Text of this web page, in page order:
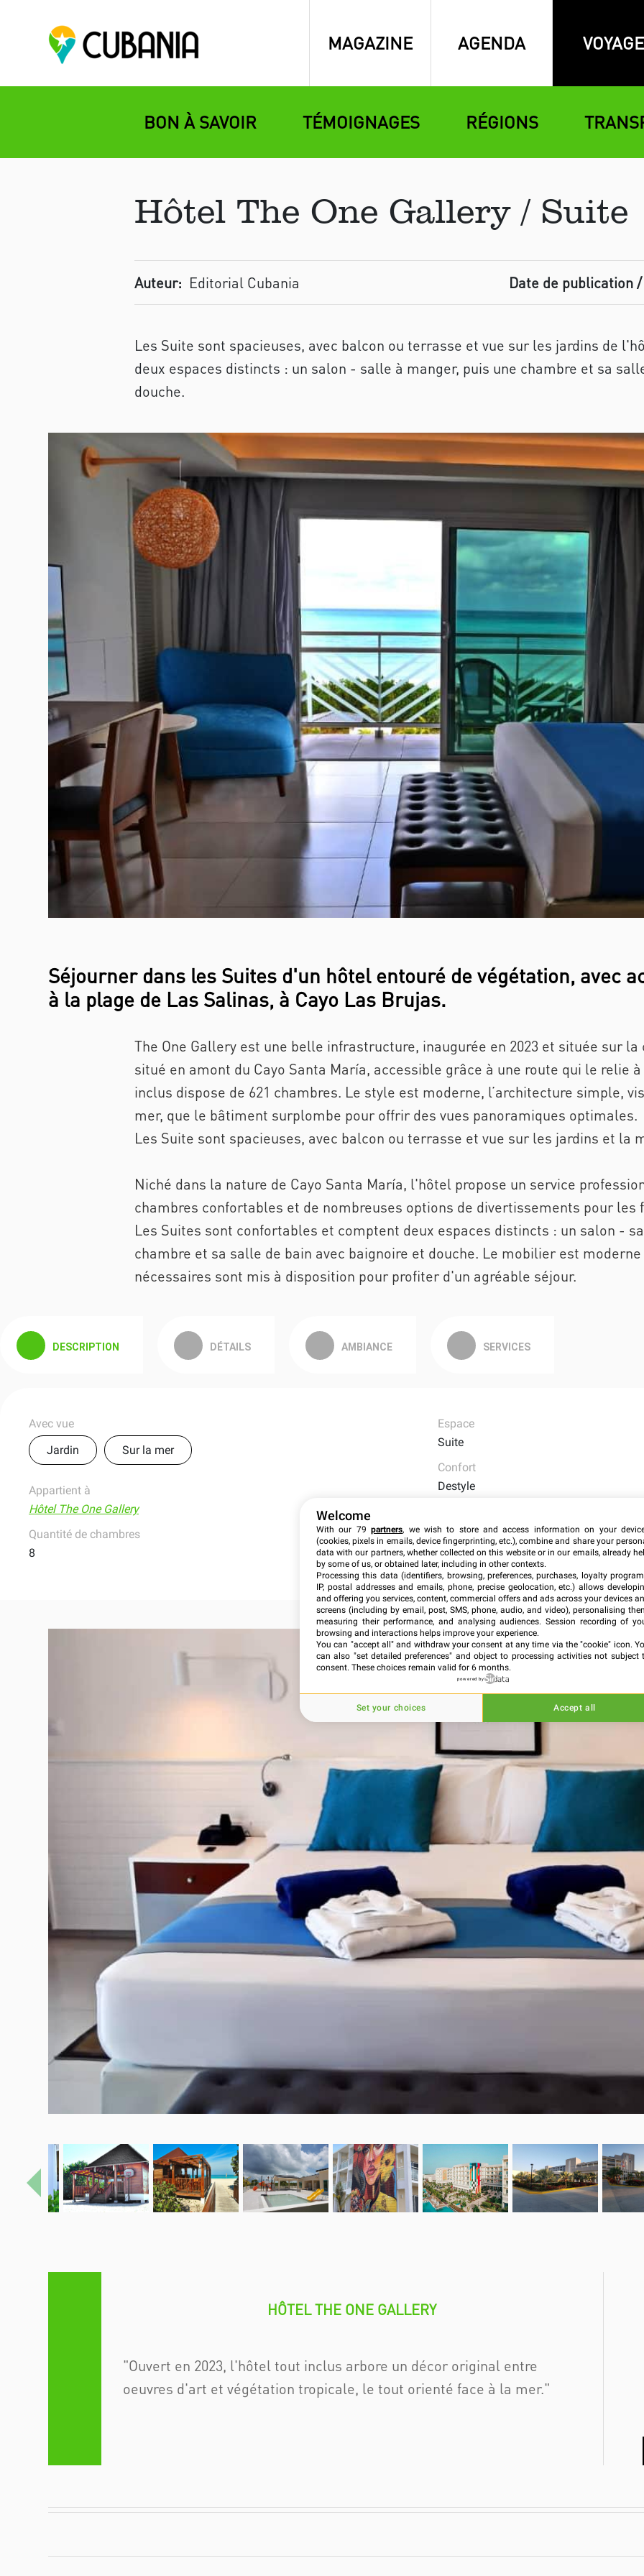
MAGAZINE AGENDA VOYAGE
BON À SAVOIR TÉMOIGNAGES RÉGIONS
Hôtel The One Gallery / Suite
Auteur: Editorial Cubania Date de publication
Les Suite sont spacieuses, avec balcon ou terrasse et vue sur les jardins de
deux espaces distincts : un salon - salle à manger, puis une chambre et sa
douche.
Séjourner dans les Suites d'un hôtel entouré de végétation, avec
à la plage de Las Salinas, à Cayo Las Brujas.
The One Gallery est une belle infrastructure, inaugurée en 2023 et située sur la
situé en amont du Cayo Santa María, accessible grâce à une route qui le relie
inclus dispose de 621 chambres. Le style est moderne, l’architecture simple,
mer, que le bâtiment surplombe pour offrir des vues panoramiques optimales.
Les Suite sont spacieuses, avec balcon ou terrasse et vue sur les jardins et la
Niché dans la nature de Cayo Santa María, l'hôtel propose un service
chambres confortables et de nombreuses options de divertissements pour les
Les Suites sont confortables et comptent deux espaces distincts : un salon -
chambre et sa salle de bain avec baignoire et douche. Le mobilier est
nécessaires sont mis à disposition pour profiter d'un agréable séjour.
DESCRIPTION DÉTAILS AMBIANCE SERVICES
Avec vue
Jardin
Sur la mer
Appartient à
Hôtel The One Gallery
Quantité de chambres
8
Espace
Suite
Confort
Destyle
70m²
Précédent
HÔTEL THE ONE GALLERY
Ouvert en 2023, l'hôtel tout inclus arbore un décor original entre
oeuvres d'art et végétation tropicale, le tout orienté face à la mer.
Welcome
With our 79partners, we wish to store and access information on your
(cookies, pixels in emails, device fingerprinting, etc.), combine and share your
data with our partners, whether collected on this website or in our emails, already
by some of us, or obtained later, including in other contexts.
Processing this data (identifiers, browsing, preferences, purchases, loyalty
IP, postal addresses and emails, phone, precise geolocation, etc.) allows
and offering you services, content, commercial offers and ads across your devices
screens (including by email, post, SMS, phone, audio, and video), personalising
measuring their performance, and analysing audiences. Session recording of
browsing and interactions helps improve your experience.
You can "accept all" and withdraw your consent at any time via the "cookie" icon.
can also "set detailed preferences" and object to processing activities not subject
consent. These choices remain valid for 6 months.
powered by
Set your choices Accept all